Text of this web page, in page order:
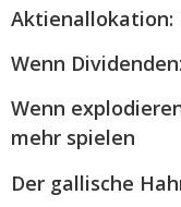
Aktienallokation:
Wenn
Wenn
mehr spielen
Der gallische